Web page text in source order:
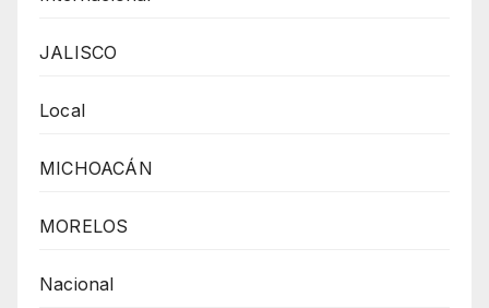
JALISCO
Local
MICHOACÁN
MORELOS
Nacional